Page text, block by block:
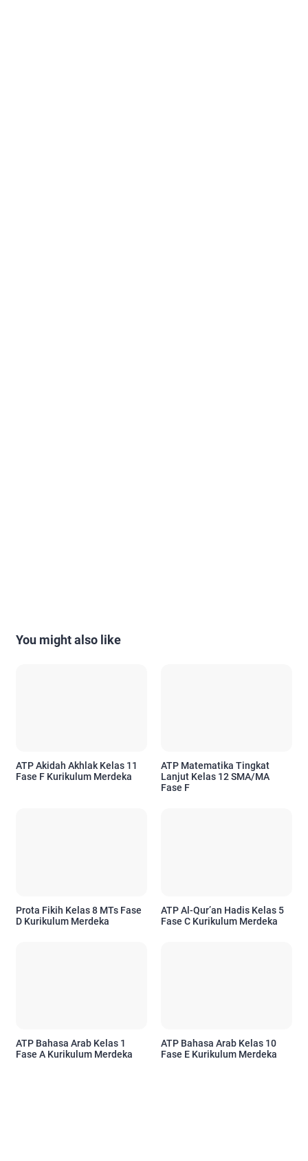
You might also like
ATP Akidah Akhlak Kelas 11
Fase F Kurikulum Merdeka
ATP Matematika Tingkat
Lanjut Kelas 12 SMA/MA
Fase F
Prota Fikih Kelas 8 MTs Fase
D Kurikulum Merdeka
ATP Al-Qur’an Hadis Kelas 5
Fase C Kurikulum Merdeka
ATP Bahasa Arab Kelas 1
Fase A Kurikulum Merdeka
ATP Bahasa Arab Kelas 10
Fase E Kurikulum Merdeka